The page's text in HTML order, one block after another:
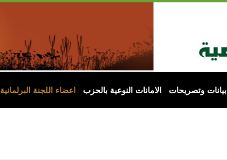
بيانات وتصريحات الامانات النوعية بالحزب اعضاء اللجنة البرلمانية